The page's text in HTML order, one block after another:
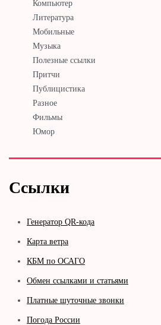
Компьютер
Литература
Мобильные
Музыка
Полезные ссылки
Притчи
Публицистика
Разное
Фильмы
Юмор
Ссылки
Генератор QR-кода
Карта ветра
КБМ по ОСАГО
Обмен ссылками и статьями
Платные шуточные звонки
Погода России